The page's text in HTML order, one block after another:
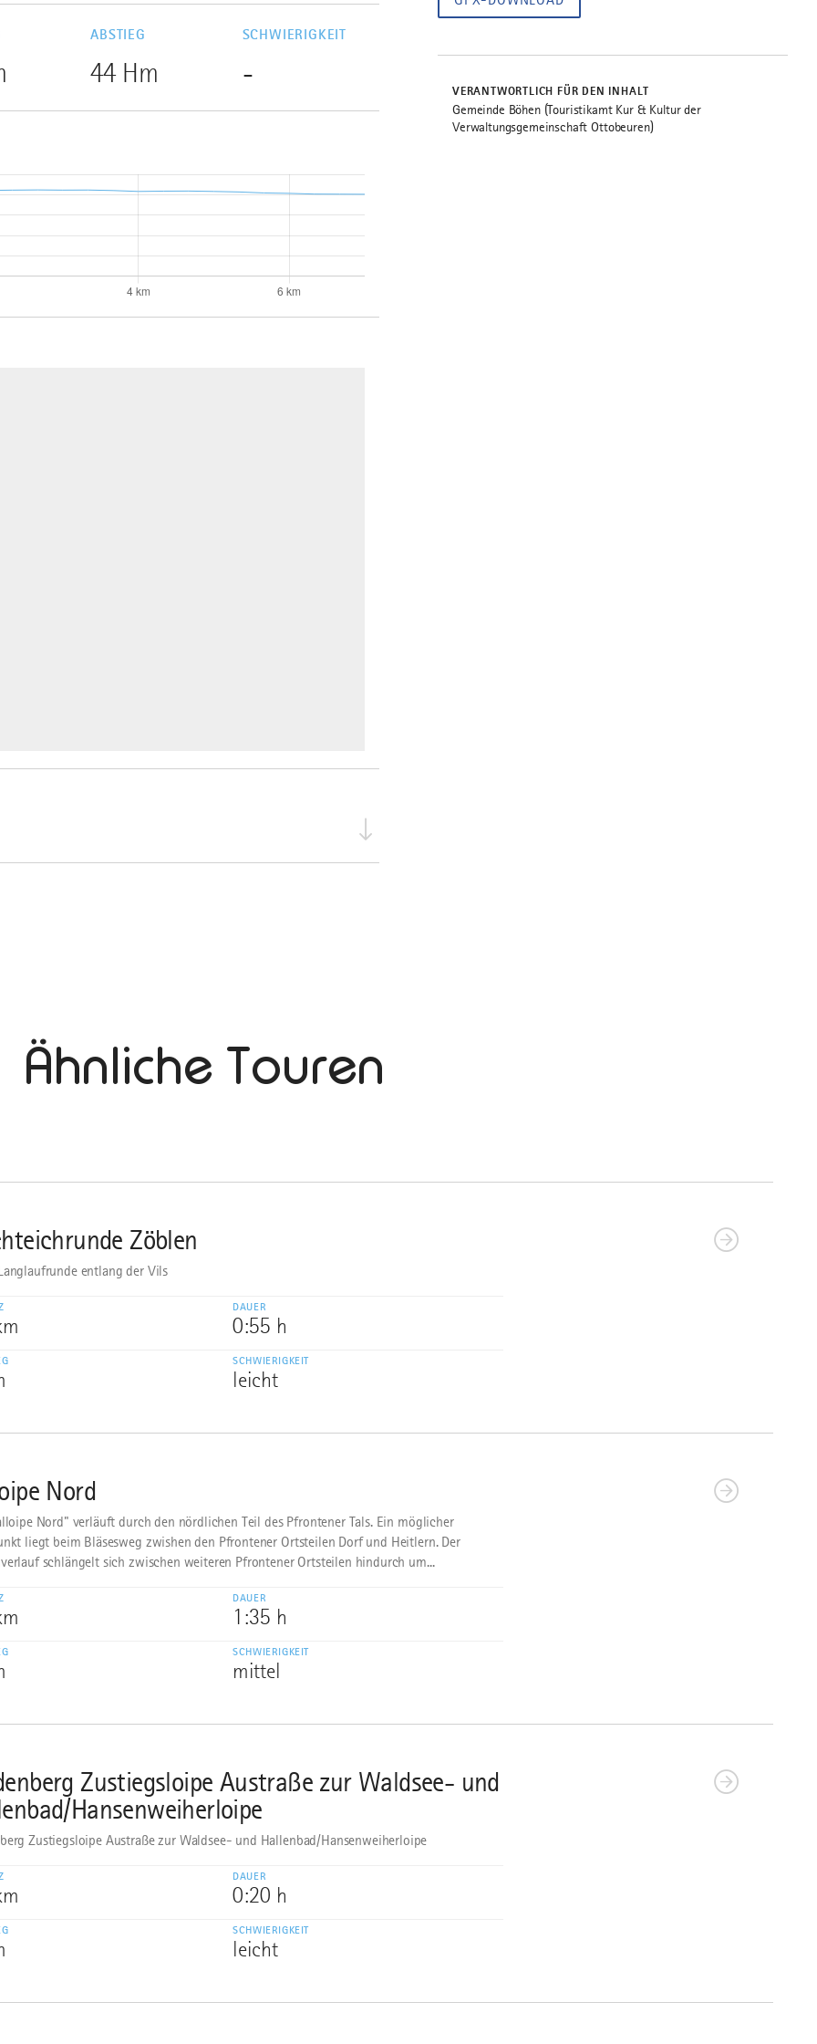
ABSTIEG
44 Hm
SCHWIERIGKEIT
-
VERANTWORTLICH FÜR DEN INHALT
Gemeinde Böhen (Touristikamt Kur & Kultur der
Verwaltungsgemeinschaft Ottobeuren)
Ähnliche Touren
Zöblen
entlang der Vils
DAUER
0:55 h
SCHWIERIGKEIT
leicht
Nord
Nord" verläuft durch den nördlichen Teil des Pfrontener Tals. Ein möglicher
liegt beim Bläsesweg zwishen den Pfrontener Ortsteilen Dorf und Heitlern. Der
schlängelt sich zwischen weiteren Pfrontener Ortsteilen hindurch um...
DAUER
1:35 h
SCHWIERIGKEIT
mittel
Zustiegsloipe Austraße zur Waldsee- und
Hansenweiherloipe
Zustiegsloipe Austraße zur Waldsee- und Hallenbad/Hansenweiherloipe
DAUER
0:20 h
SCHWIERIGKEIT
leicht